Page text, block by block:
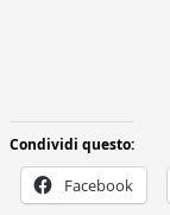
Condividi questo:
Facebook